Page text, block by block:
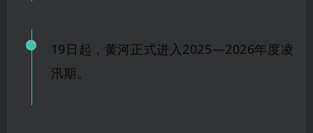
1 9日起，黄河正式进入2025—2026年度凌
汛期。